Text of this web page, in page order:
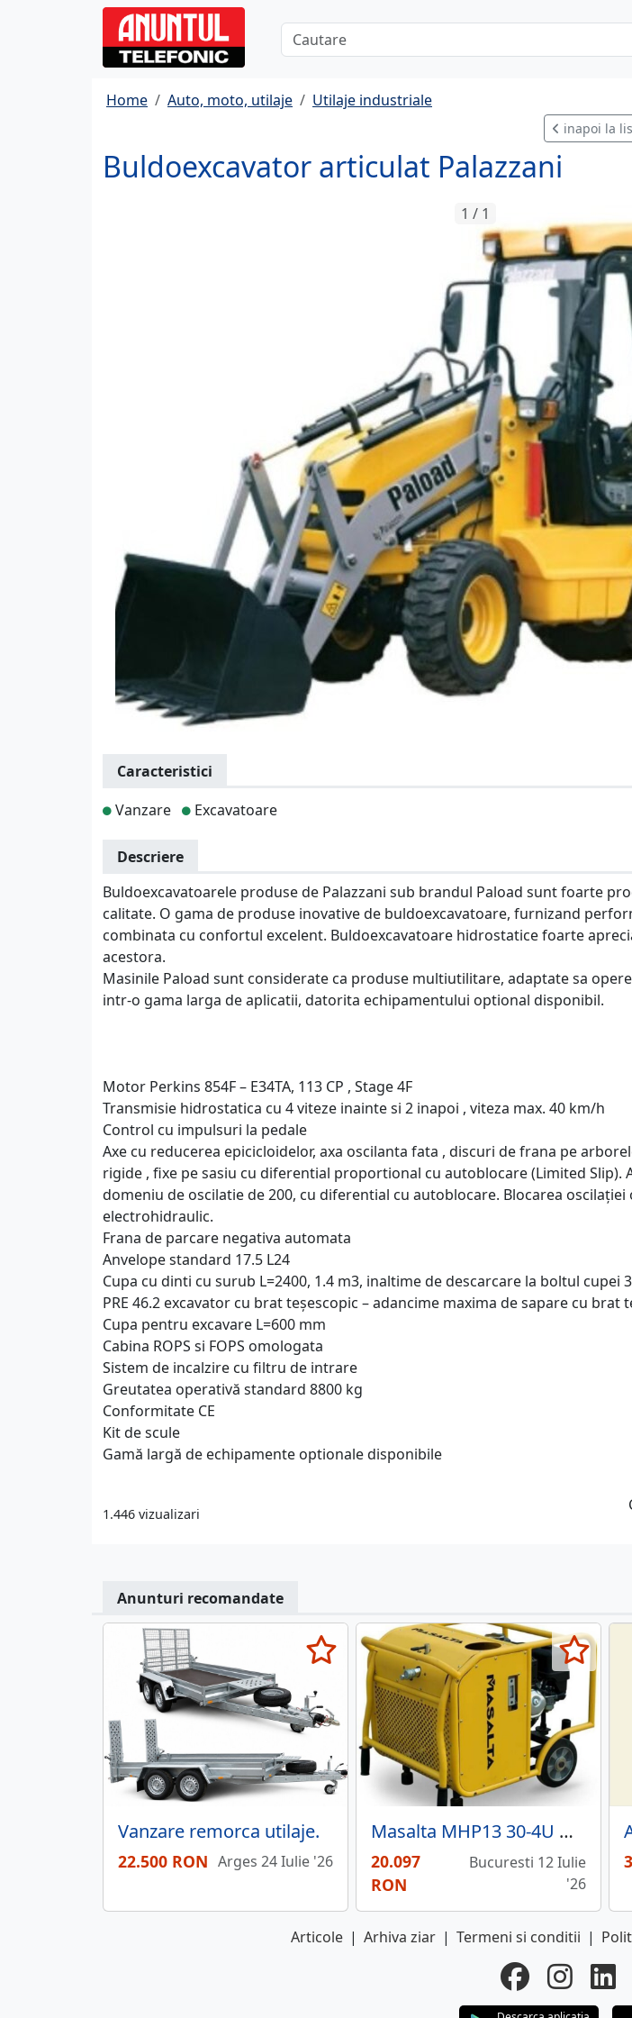
Home Auto, moto, utilaje Utilaje industriale
inapoi la
Buldoexcavator articulat Palazzani
1 / 1
Caracteristici
Vanzare
Excavatoare
Descriere
Buldoexcavatoarele produse de Palazzani sub brandul Paload sunt foarte
calitate. O gama de produse inovative de buldoexcavatoare, furnizand
combinata cu confortul excelent. Buldoexcavatoare hidrostatice foarte
acestora.
Masinile Paload sunt considerate ca produse multiutilitare, adaptate sa
intr-o gama larga de aplicatii, datorita echipamentului optional disponibil.
Motor Perkins 854F – E34TA, 113 CP , Stage 4F
Transmisie hidrostatica cu 4 viteze inainte si 2 inapoi , viteza max. 40 km/h
Control cu impulsuri la pedale
Axe cu reducerea epicicloidelor, axa oscilanta fata , discuri de frana pe
rigide , fixe pe sasiu cu diferential proportional cu autoblocare (Limited Slip).
domeniu de oscilatie de 200, cu diferential cu autoblocare. Blocarea
electrohidraulic.
Frana de parcare negativa automata
Anvelope standard 17.5 L24
Cupa cu dinti cu surub L=2400, 1.4 m3, inaltime de descarcare la boltul cupei
PRE 46.2 excavator cu brat teșescopic – adancime maxima de sapare cu brat
Cupa pentru excavare L=600 mm
Cabina ROPS si FOPS omologata
Sistem de incalzire cu filtru de intrare
Greutatea operativă standard 8800 kg
Conformitate CE
Kit de scule
Gamă largă de echipamente optionale disponibile
1.446 vizualizari
Anunturi recomandate
Vanzare remorca utilaje.
22.500 RON Arges 24 Iulie '26
Masalta MHP13 30-4U Unitate hidraulica, 138 bar, 30 L min, Honda GX390, benzina
20.097
RON
Bucuresti 12 Iulie
'26
Articole | Arhiva ziar | Termeni si conditii |